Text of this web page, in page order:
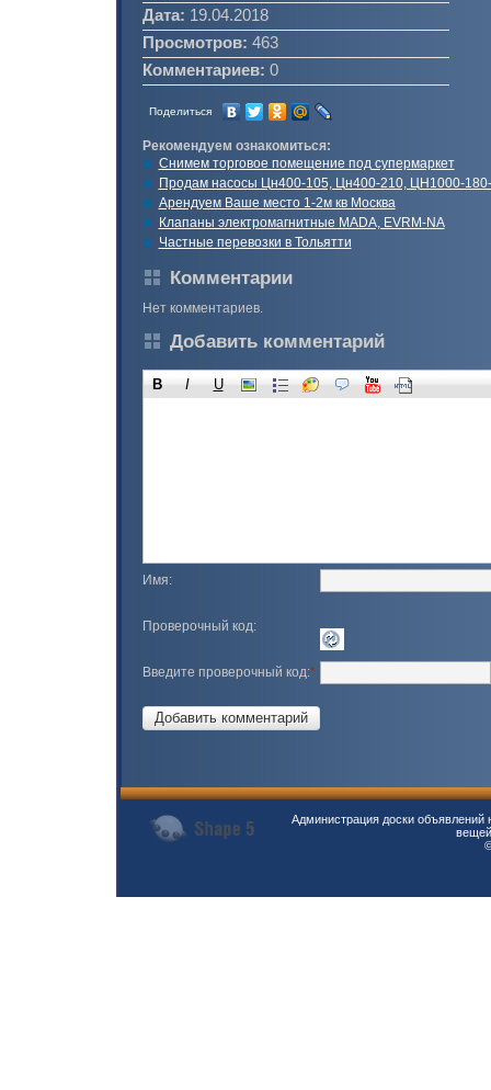
Дата: 19.04.2018
Просмотров: 463
Комментариев: 0
Поделиться
Рекомендуем ознакомиться:
Cнимем торговое помещение под супермаркет
Продам насосы Цн400-105, Цн400-210, ЦН1000-
Арендуем Ваше место 1-2м кв Москва
Клапаны электромагнитные MADA, EVRM-NA
Частные перевозки в Тольятти
Комментарии
Нет комментариев.
Добавить комментарий
B I U
Имя:
Проверочный код:
Введите проверочный код:*
Администрация доски объявлений